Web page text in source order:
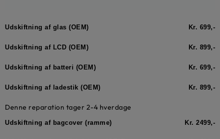
Udskiftning af glas (OEM) Kr. 699,-
Udskiftning af LCD (OEM) Kr. 899,-
Udskiftning af batteri (OEM) Kr. 699,-
Udskiftning af ladestik (OEM) Kr. 899,-
Denne reparation tager 2-4 hverdage
Udskiftning af bagcover (ramme) Kr. 2499,-